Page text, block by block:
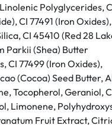
Polyglycerides,
CI 77491 (Iron
CI 45410 (Red 28
Parkii (Shea) Butter
CI 77499 (Iron Oxides),
(Cocoa) Seed Butter,
Tocopherol, Geraniol,
Limonene,
Fruit Extract,